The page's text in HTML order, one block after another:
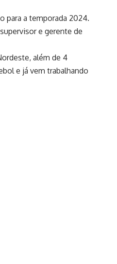
para a temporada 2024.
e gerente de
além de 4
e já vem trabalhando